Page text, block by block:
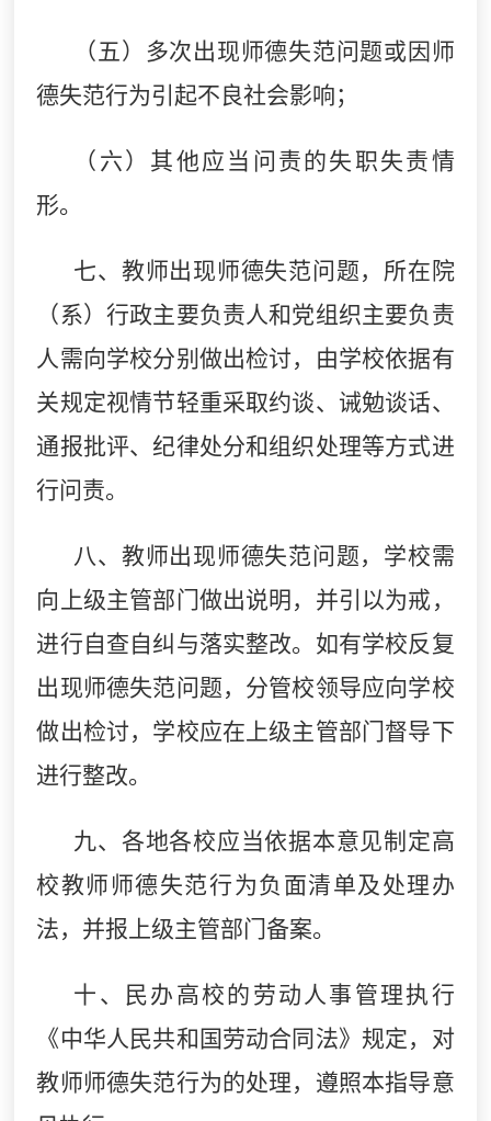
（五）多次出现师德失范问题或因师
德失范行为引起不良社会影响；
（六）其他应当问责的失职失责情
形。
七、教师出现师德失范问题，所在院
（系）行政主要负责人和党组织主要负责
人需向学校分别做出检讨，由学校依据有
关规定视情节轻重采取约谈、诫勉谈话、
通报批评、纪律处分和组织处理等方式进
行问责。
八、教师出现师德失范问题，学校需
向上级主管部门做出说明，并引以为戒，
进行自查自纠与落实整改。如有学校反复
出现师德失范问题，分管校领导应向学校
做出检讨，学校应在上级主管部门督导下
进行整改。
九、各地各校应当依据本意见制定高
校教师师德失范行为负面清单及处理办
法，并报上级主管部门备案。
十、民办高校的劳动人事管理执行
《中华人民共和国劳动合同法》规定，对
教师师德失范行为的处理，遵照本指导意